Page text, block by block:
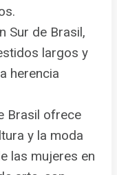
Sur de Brasil,
largos y
herencia
Brasil ofrece
y la moda
las mujeres en